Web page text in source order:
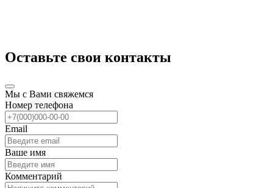
Оставьте свои контакты
Мы с Вами свяжемся
Номер телефона
Email
Ваше имя
Комментарий